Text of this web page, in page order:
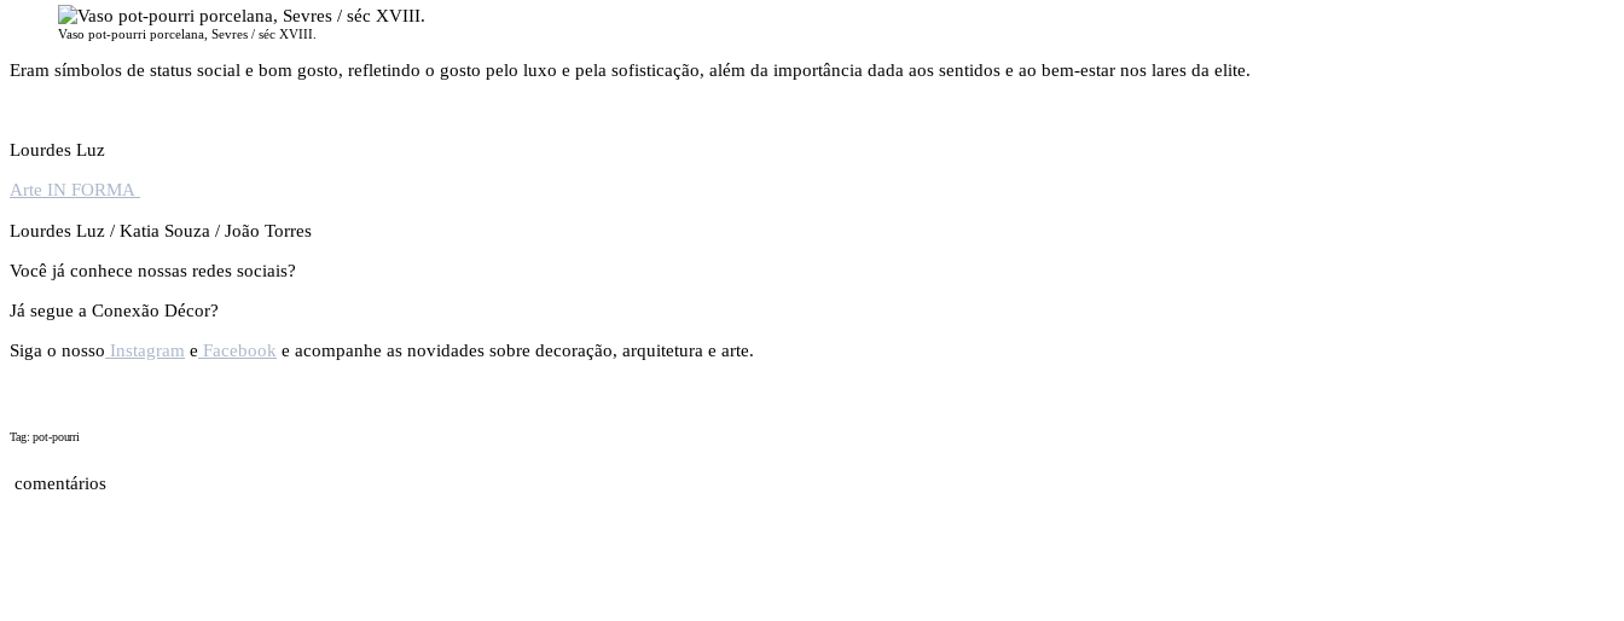
Vaso pot-pourri porcelana, Sevres / séc XVIII.
Eram símbolos de status social e bom gosto, refletindo o gosto pelo luxo e pela sofisticação, além da importância dada aos sentidos e ao bem-estar nos lares da elite.
Lourdes Luz
Arte IN FORMA
Lourdes Luz / Katia Souza / João Torres
Você já conhece nossas redes sociais?
Já segue a Conexão Décor?
Siga o nosso Instagram e Facebook e acompanhe as novidades sobre decoração, arquitetura e arte.
Tag: pot-pourri
comentários